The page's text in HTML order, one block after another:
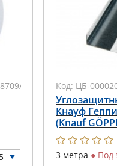
J584A/12-15
Код: ЦБ-
Кнауф
(Knauf
3 метра ● Под